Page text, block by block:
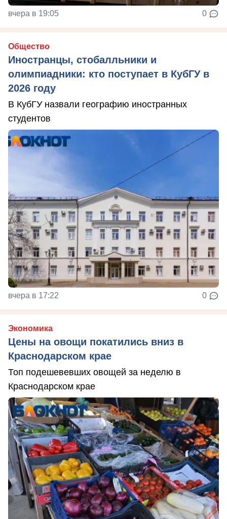
вчера в 19:05 0
Общество
Иностранцы, стобалльники и
олимпиадники: кто поступает в КубГУ в
2026 году
В КубГУ назвали географию иностранных
студентов
вчера в 17:22 0
Экономика
Цены на овощи покатились вниз в
Краснодарском крае
Топ подешевевших овощей за неделю в
Краснодарском крае